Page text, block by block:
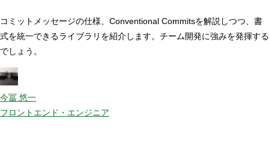
コミットメッセージの仕様、Conventional Commitsを解説しつつ、書
式を統一できるライブラリを紹介します。チーム開発に強みを発揮する
でしょう。
今冨 悠一
フロントエンド・エンジニア